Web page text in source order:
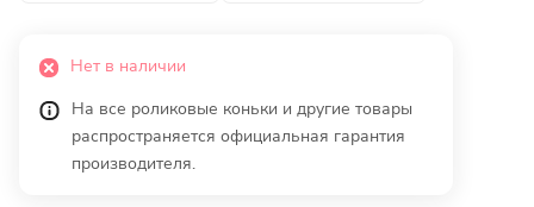
Нет в наличии
На все роликовые коньки и другие товары
распространяется официальная гарантия
производителя.